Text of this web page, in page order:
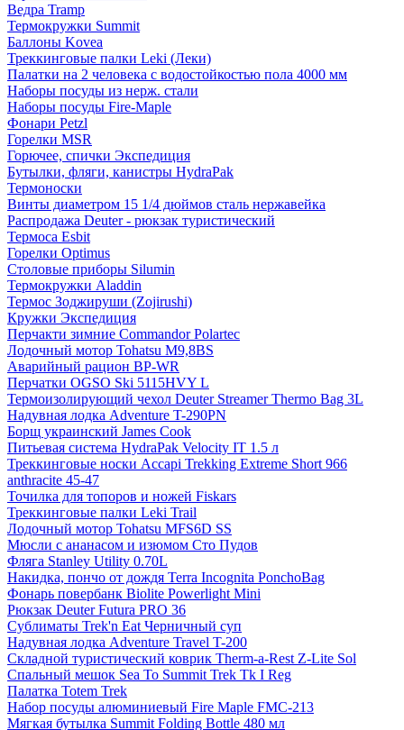
Ведра Tramp
Термокружки Summit
Баллоны Kovea
Треккинговые палки Leki (Леки)
Палатки на 2 человека с водостойкостью пола 4000 мм
Наборы посуды из нерж. стали
Наборы посуды Fire-Maple
Фонари Petzl
Горелки MSR
Горючее, спички Экспедиция
Бутылки, фляги, канистры HydraPak
Термоноски
Винты диаметром 15 1/4 дюймов сталь нержавейка
Распродажа Deuter - рюкзак туристический
Термоса Esbit
Горелки Optimus
Столовые приборы Silumin
Термокружки Aladdin
Термос Зоджируши (Zojirushi)
Кружки Экспедиция
Перчакти зимние Commandor Polartec
Лодочный мотор Tohatsu M9,8BS
Аварийный рацион BP-WR
Перчатки OGSO Ski 5115HVY L
Термоизолирующий чехол Deuter Streamer Thermo Bag 3L
Надувная лодка Adventure T-290PN
Борщ украинский James Cook
Питьевая система HydraPak Velocity IT 1.5 л
Треккинговые носки Accapi Trekking Extreme Short 966
anthracite 45-47
Точилка для топоров и ножей Fiskars
Треккинговые палки Leki Trail
Лодочный мотор Tohatsu MFS6D SS
Мюсли с ананасом и изюмом Сто Пудов
Фляга Stanley Utility 0.70L
Накидка, пончо от дождя Terra Incognita PonchoBag
Фонарь повербанк Biolite Powerlight Mini
Рюкзак Deuter Futura PRO 36
Сублиматы Trek'n Eat Черничный суп
Надувная лодка Adventure Travel T-200
Складной туристический коврик Therm-a-Rest Z-Lite Sol
Спальный мешок Sea To Summit Trek Tk I Reg
Палатка Totem Trek
Набор посуды алюминиевый Fire Maple FMC-213
Мягкая бутылка Summit Folding Bottle 480 мл